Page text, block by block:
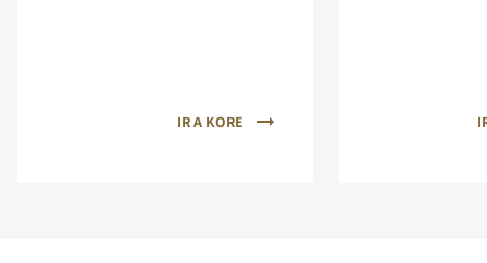
IR A KORE